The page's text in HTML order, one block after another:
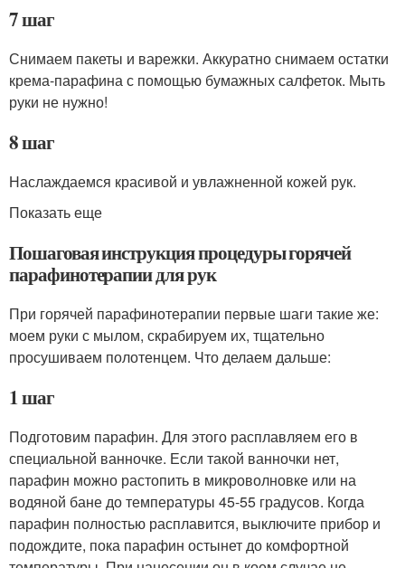
7 шаг
Снимаем пакеты и варежки. Аккуратно снимаем остатки
крема-парафина с помощью бумажных салфеток. Мыть
руки не нужно!
8 шаг
Наслаждаемся красивой и увлажненной кожей рук.
Показать еще
Пошаговая инструкция процедуры горячей
парафинотерапии для рук
При горячей парафинотерапии первые шаги такие же:
моем руки с мылом, скрабируем их, тщательно
просушиваем полотенцем. Что делаем дальше:
1 шаг
Подготовим парафин. Для этого расплавляем его в
специальной ванночке. Если такой ванночки нет,
парафин можно растопить в микроволновке или на
водяной бане до температуры 45-55 градусов. Когда
парафин полностью расплавится, выключите прибор и
подождите, пока парафин остынет до комфортной